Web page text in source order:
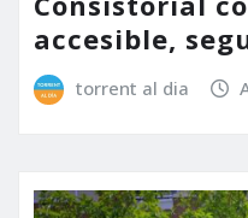
accesible,
torrent al dia